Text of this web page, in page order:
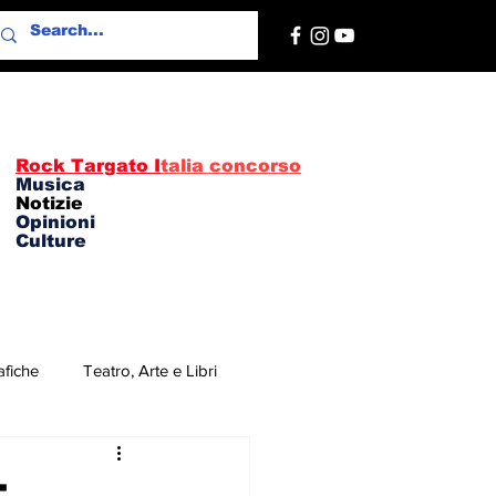
Rock Targato Italia concorso
Musica
Notizie
Opinioni
Culture
Teatro, Arte e Libri